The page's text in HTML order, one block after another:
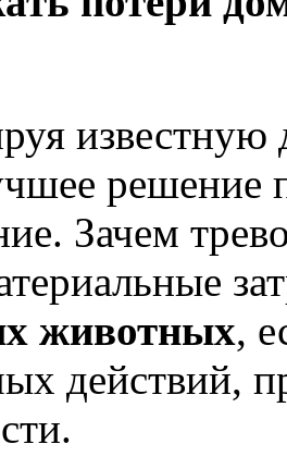
известную
решение
Зачем
животных,
действий,